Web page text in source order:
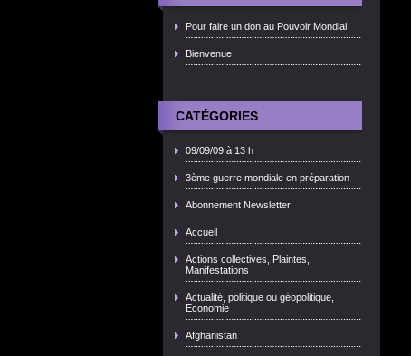
Pour faire un don au Pouvoir Mondial
Bienvenue
CATÉGORIES
09/09/09 à 13 h
3ème guerre mondiale en préparation
Abonnement Newsletter
Accueil
Actions collectives, Plaintes,
Manifestations
Actualité, politique ou géopolitique,
Economie
Afghanistan